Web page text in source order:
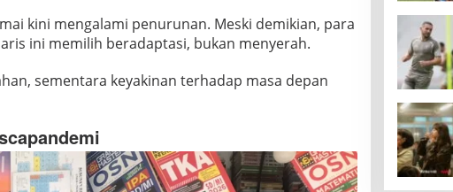
kini mengalami penurunan. Meski demikian, para
ini memilih beradaptasi, bukan menyerah.
sementara keyakinan terhadap masa depan